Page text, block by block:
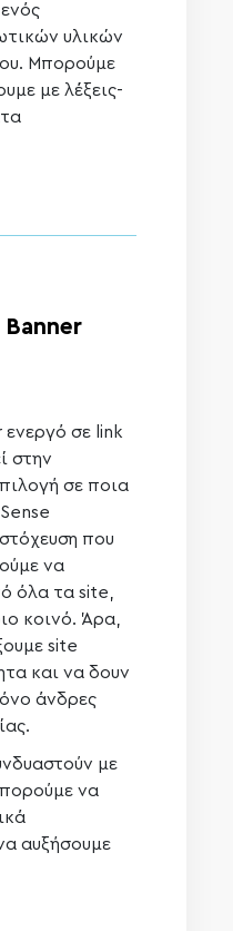
υλικών
Μπορούμε
με λέξεις-
σε link
στην
σε ποια
που
να
όλα τα site,
κοινό. Άρα,
site
και να δουν
άνδρες
με
να
αυξήσουμε